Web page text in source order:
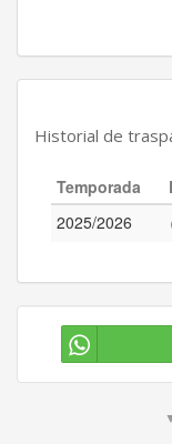
Historial de
Temporada
2025/2026